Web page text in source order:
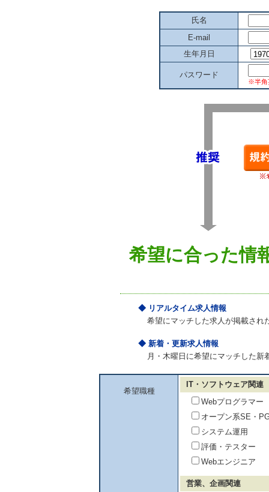
氏名
E-mail
生年月日
パスワード
※半角
希望に合った情
◆ リアルタイム求人情報
希望にマッチした求人が掲載され
◆ 新着・更新求人情報
月・木曜日に希望にマッチした
希望職種
IT・ソフトウェア関連
Webプログラマー
オープン系SE・
システム運用
評価・テスター
Webエンジニア
営業、企画関連